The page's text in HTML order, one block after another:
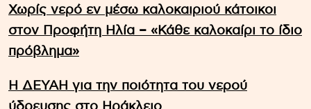
Χωρίς νερό εν μέσω καλοκαιριού κάτοικοι
στον Προφήτη Ηλία – «Κάθε καλοκαίρι το ίδιο
πρόβλημα»
H ΔΕΥΑΗ για την ποιότητα του νερού